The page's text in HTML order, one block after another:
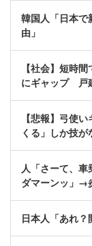
韓国人「日本
由」
【社会】短時
にギャップ 戸
【悲報】弓使
くる」しか技が
人「さーて、
ダマーンッ」→
日本人「あれ？